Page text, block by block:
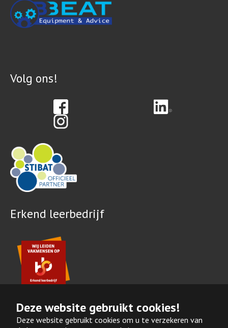
Deze website gebruikt cookies!
Deze website gebruikt cookies om u te verzekeren van
Volg ons!
Erkend leerbedrijf